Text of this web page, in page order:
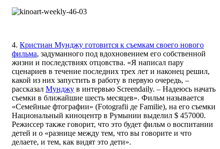
4. Кристиан Мунджу готовится к съемкам своего нового
фильма, задуманного под вдохновением его собственной
жизни и последствиях отцовства. «Я написал пару
сценариев в течение последних трех лет и наконец решил,
какой из них запустить в работу в первую очередь, –
рассказал Мунджу в интервью Screendaily. – Надеюсь начать
съемки в ближайшие шесть месяцев». Фильм называется
«Семейные фтографии» (Fotografii де Familie), на его съемки
Национальный киноцентр в Румынии выделил $ 457000.
Режиссер также говорит, что это будет фильм о воспитании
детей и о «разнице между тем, что вы говорите и что
делаете, и тем, как видят это дети».